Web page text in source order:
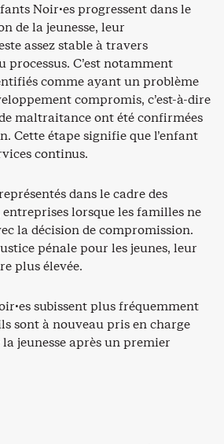
Noir·es progressent dans le
de la jeunesse, leur
assez stable à travers
processus. C’est notamment
comme ayant un problème
compromis, c’est-à-dire
maltraitance ont été confirmées
Cette étape signifie que l’enfant
continus.
dans le cadre des
lorsque les familles ne
la décision de compromission.
pénale pour les jeunes, leur
plus élevée.
subissent plus fréquemment
sont à nouveau pris en charge
jeunesse après un premier